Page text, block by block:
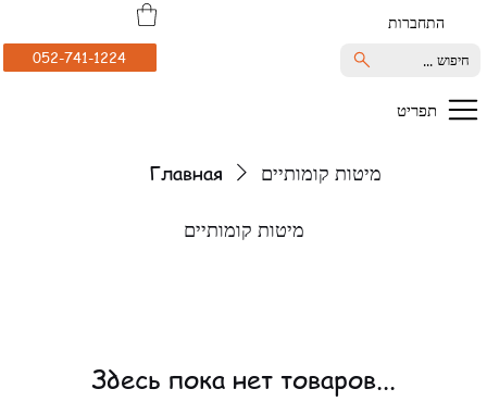
052-741-1224
תפריט
התחברות
חיפוש ...
Главная מיטות קומותיים
מיטות קומותיים
Здесь пока нет товаров...